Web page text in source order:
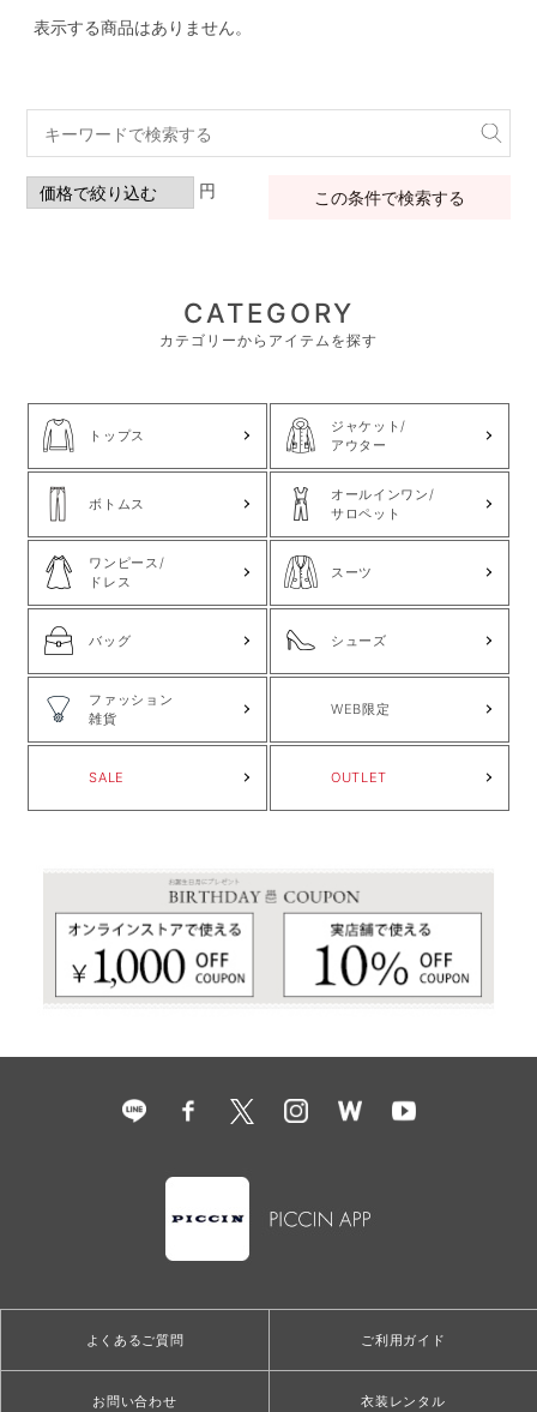
表示する商品はありません。
円 この条件で検索する
CATEGORY
カテゴリーからアイテムを探す
トップス
ジャケット/
アウター
ボトムス
オールインワン/
サロペット
ワンピース/
ドレス
スーツ
バッグ シューズ
ファッション
雑貨
WEB限定
SALE OUTLET
よくあるご質問 ご利用ガイド
お問い合わせ 衣装レンタル